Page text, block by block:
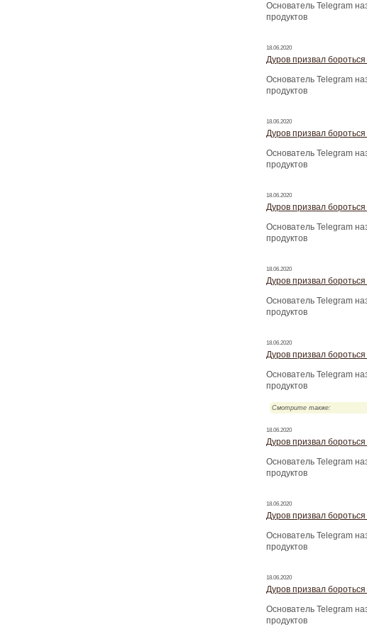
Основатель Telegram
продуктов
18.06.2020
Дуров призвал
Основатель Telegram
продуктов
18.06.2020
Дуров призвал
Основатель Telegram
продуктов
18.06.2020
Дуров призвал
Основатель Telegram
продуктов
18.06.2020
Дуров призвал
Основатель Telegram
продуктов
18.06.2020
Дуров призвал
Основатель Telegram
продуктов
Смотрите также:
18.06.2020
Дуров призвал
Основатель Telegram
продуктов
18.06.2020
Дуров призвал
Основатель Telegram
продуктов
18.06.2020
Дуров призвал
Основатель Telegram
продуктов